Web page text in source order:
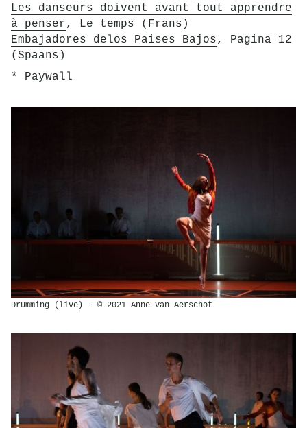
Les danseurs doivent avant tout apprendre
à penser, Le temps (Frans)
Embajadores delos Paises Bajos, Pagina 12
(Spaans)
* Paywall
Drumming (live) - © 2021 Anne Van Aerschot